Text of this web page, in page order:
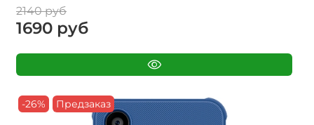
2140 руб
1690 руб
-26% Предзаказ